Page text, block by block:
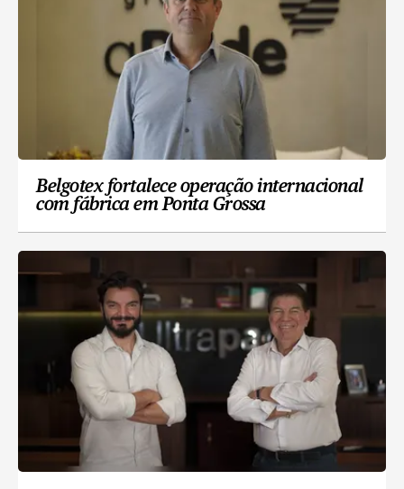
Belgotex fortalece operação internacional
com fábrica em Ponta Grossa